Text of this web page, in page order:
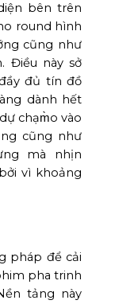
bên trên
round hình
cũng như
Điều này sở
đủ tín đồ
dành hết
chạm̀o vào
cũng như
mà nhịn
vì khoảng
pháp để cải
pha trinh
tảng này